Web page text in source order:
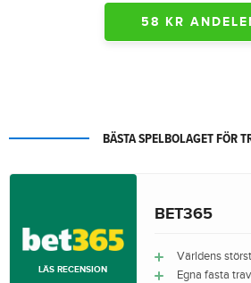
58 KR
BÄSTA SPELBOLAGET FÖR
LÄS RECENSION
BET365
Världens
Egna fasta